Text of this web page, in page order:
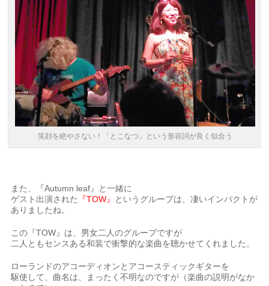
笑顔を絶やさない！「とこなつ」という形容詞が良く似合う
また、『Autumn leaf』と一緒に
ゲスト出演された
『TOW』 というグループは、凄いインパクトが
ありましたね。
この『TOW』は、男女二人のグループですが
二人ともセンスある和装で衝撃的な楽曲を聴かせてくれました。
ローランドのアコーディオンとアコースティックギターを
駆使して、曲名は、まったく不明なのですが（楽曲の説明がなか